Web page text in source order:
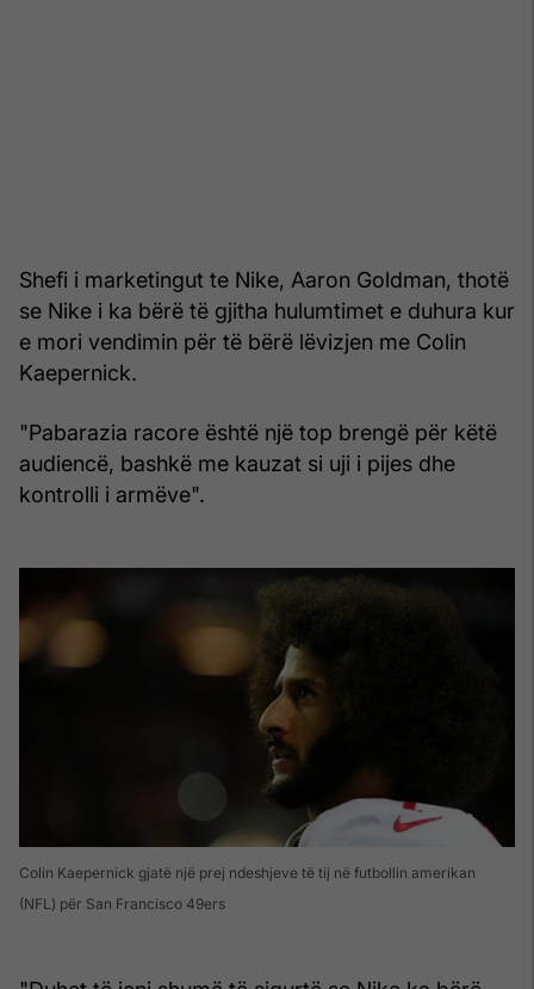
Shefi i marketingut te Nike, Aaron Goldman, thotë
se Nike i ka bërë të gjitha hulumtimet e duhura kur
e mori vendimin për të bërë lëvizjen me Colin
Kaepernick.
"Pabarazia racore është një top brengë për këtë
audiencë, bashkë me kauzat si uji i pijes dhe
kontrolli i armëve".
Colin Kaepernick gjatë një prej ndeshjeve të tij në futbollin amerikan
(NFL) për San Francisco 49ers